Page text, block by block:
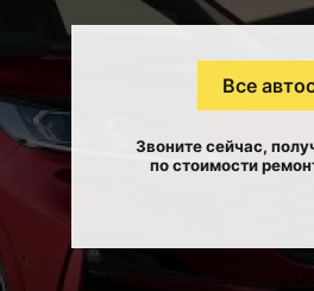
Все
Звоните сейчас,
по стоимости